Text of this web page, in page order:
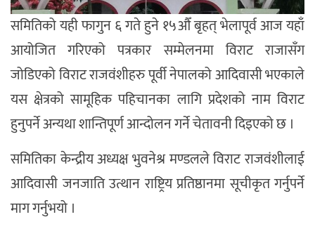
समितिको यही फागुन ६ गते हुने १५औँ बृहत् भेलापूर्व आज यहाँ
आयोजित गरिएको पत्रकार सम्मेलनमा विराट राजासँग
जोडिएको विराट राजवंशीहरु पूर्वी नेपालको आदिवासी भएकाले
यस क्षेत्रको सामूहिक पहिचानका लागि प्रदेशको नाम विराट
हुनुपर्ने अन्यथा शान्तिपूर्ण आन्दोलन गर्ने चेतावनी दिइएको छ ।
समितिका केन्द्रीय अध्यक्ष भुवनेश्र मण्डलले विराट राजवंशीलाई
आदिवासी जनजाति उत्थान राष्ट्रिय प्रतिष्ठानमा सूचीकृत गर्नुपर्ने
माग गर्नुभयो ।